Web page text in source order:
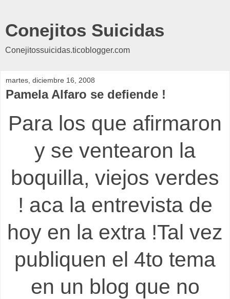
Conejitos Suicidas
Conejitossuicidas.ticoblogger.com
martes, diciembre 16, 2008
Pamela Alfaro se defiende !
Para los que afirmaron
y se ventearon la
boquilla, viejos verdes
! aca la entrevista de
hoy en la extra !Tal vez
publiquen el 4to tema
en un blog que no